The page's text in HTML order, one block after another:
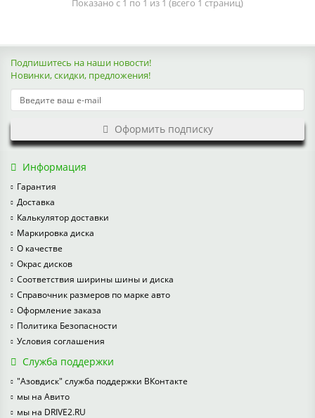
Показано с 1 по 1 из 1 (всего 1 страниц)
Подпишитесь на наши новости!
Новинки, скидки, предложения!
Оформить подписку
Информация
Гарантия
Доставка
Калькулятор доставки
Маркировка диска
О качестве
Окрас дисков
Соответствия ширины шины и диска
Справочник размеров по марке авто
Оформление заказа
Политика Безопасности
Условия соглашения
Служба поддержки
"Азовдиск" служба поддержки ВКонтакте
мы на Авито
мы на DRIVE2.RU